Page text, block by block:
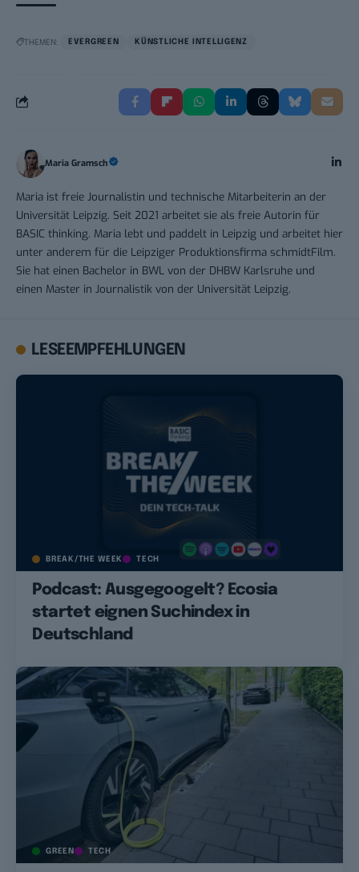
THEMEN: EVERGREEN KÜNSTLICHE INTELLIGENZ
Maria Gramsch
Maria ist freie Journalistin und technische Mitarbeiterin an der
Universität Leipzig. Seit 2021 arbeitet sie als freie Autorin für
BASIC thinking. Maria lebt und paddelt in Leipzig und arbeitet hier
unter anderem für die Leipziger Produktionsfirma schmidtFilm.
Sie hat einen Bachelor in BWL von der DHBW Karlsruhe und
einen Master in Journalistik von der Universität Leipzig.
LESEEMPFEHLUNGEN
BREAK/THE WEEK TECH
Podcast: Ausgegoogelt? Ecosia
startet eignen Suchindex in
Deutschland
GREEN TECH